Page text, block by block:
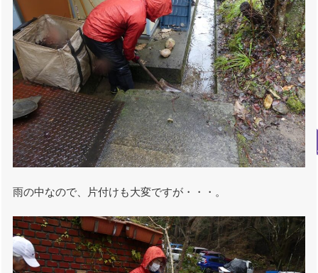
雨の中なので、片付けも大変ですが・・・。